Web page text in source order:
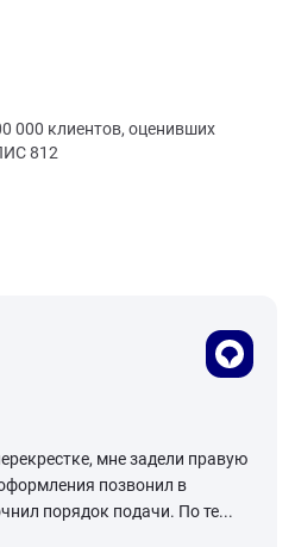
000 клиентов, оценивших
812
мне задели правую
позвонил в
порядок подачи. По те...